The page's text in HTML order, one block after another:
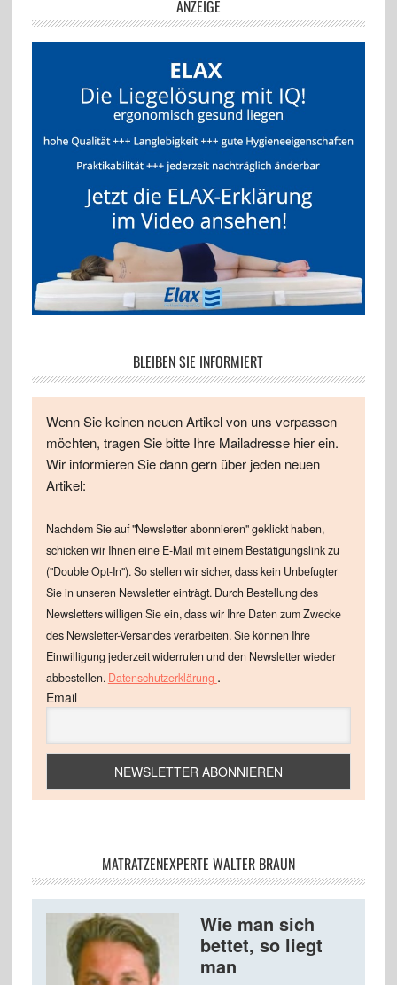
ANZEIGE
BLEIBEN SIE INFORMIERT
Wenn Sie keinen neuen Artikel von uns verpassen
möchten, tragen Sie bitte Ihre Mailadresse hier ein.
Wir informieren Sie dann gern über jeden neuen
Artikel:
Nachdem Sie auf "Newsletter abonnieren" geklickt haben,
schicken wir Ihnen eine E-Mail mit einem Bestätigungslink zu
("Double Opt-In"). So stellen wir sicher, dass kein Unbefugter
Sie in unseren Newsletter einträgt. Durch Bestellung des
Newsletters willigen Sie ein, dass wir Ihre Daten zum Zwecke
des Newsletter-Versandes verarbeiten. Sie können Ihre
Einwilligung jederzeit widerrufen und den Newsletter wieder
abbestellen. Datenschutzerklärung .
Email
MATRATZENEXPERTE WALTER BRAUN
Wie man sich
bettet, so liegt
man